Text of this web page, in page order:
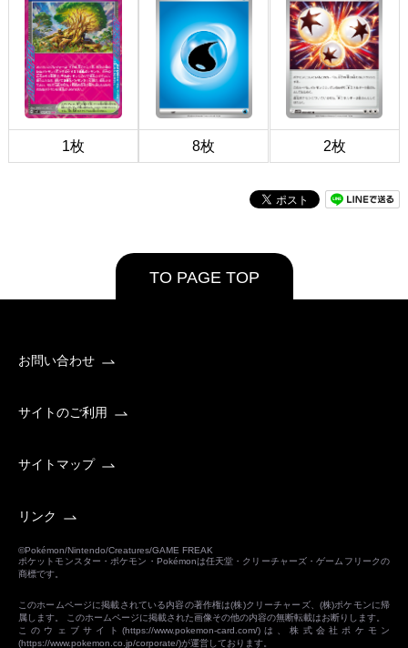
1枚 8枚 2枚
TO PAGE TOP
お問い合わせ
サイトのご利用
サイトマップ
リンク
©Pokémon/Nintendo/Creatures/GAME FREAK
ポケットモンスター・ポケモン・Pokémonは任天堂・クリーチャーズ・ゲームフリークの
商標です。
このホームページに掲載されている内容の著作権は(株)クリーチャーズ、(株)ポケモンに帰
属します。 このホームページに掲載された画像その他の内容の無断転載はお断りします。
このウェブサイト(https://www.pokemon-card.com/)は、株式会社ポケモン
(https://www.pokemon.co.jp/corporate/)が運営しております。